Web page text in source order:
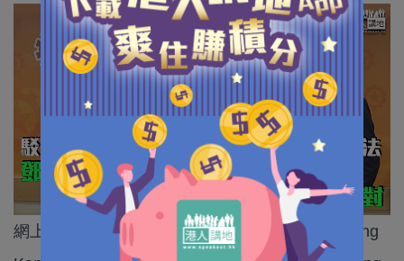
網上今日（20日）流傳一封由「香港監察」（Hong